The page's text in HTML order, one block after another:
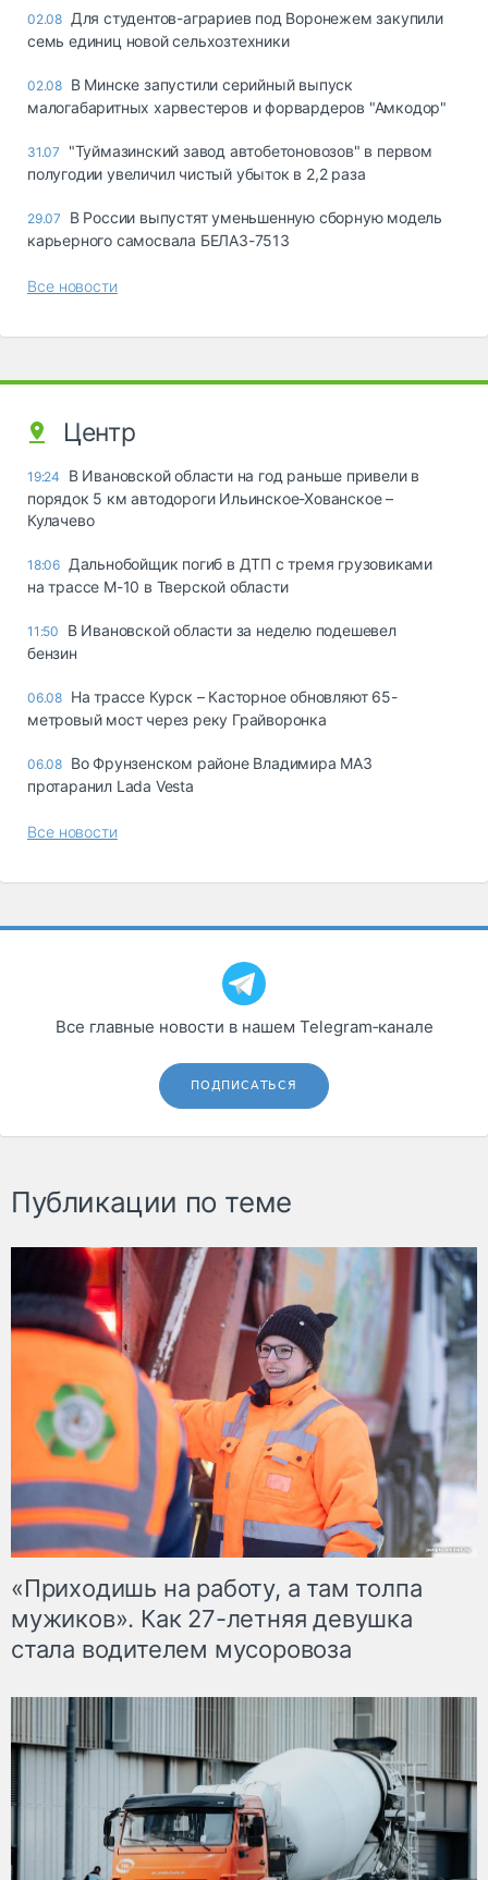
02.08 Для студентов-аграриев под Воронежем закупили
семь единиц новой сельхозтехники
02.08 В Минске запустили серийный выпуск
малогабаритных харвестеров и форвардеров "Амкодор"
31.07
"Туймазинский завод автобетоновозов" в первом
полугодии увеличил чистый убыток в 2,2 раза
29.07
В России выпустят уменьшенную сборную модель
карьерного самосвала БЕЛАЗ-7513
Все новости
Центр
19:24
В Ивановской области на год раньше привели в
порядок 5 км автодороги Ильинское-Хованское –
Кулачево
18:06 Дальнобойщик погиб в ДТП с тремя грузовиками
на трассе М-10 в Тверской области
11:50
В Ивановской области за неделю подешевел
бензин
06.08 На трассе Курск – Касторное обновляют 65-
метровый мост через реку Грайворонка
06.08 Во Фрунзенском районе Владимира МАЗ
протаранил Lada Vesta
Все новости
Все главные новости в нашем Telegram‑канале
ПОДПИСАТЬСЯ
Публикации по теме
«Приходишь на работу, а там толпа
мужиков». Как 27-летняя девушка
стала водителем мусоровоза